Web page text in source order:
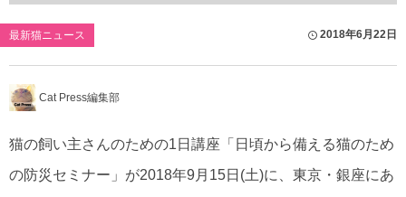
最新猫ニュース 2018年6月22日
Cat Press編集部
猫の飼い主さんのための1日講座「日頃から備える猫のため
の防災セミナー」が2018年9月15日(土)に、東京・銀座にあ